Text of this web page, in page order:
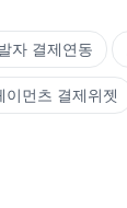
자 결제연동
이먼츠 결제위젯